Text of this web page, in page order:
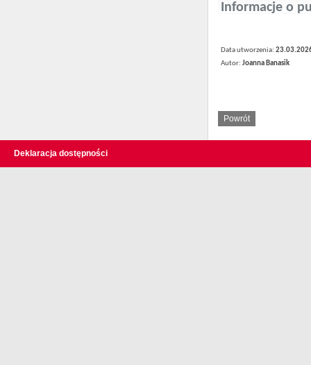
Informacje o
Data utworzenia:
Autor: Joanna Banasik
Deklaracja dostępności